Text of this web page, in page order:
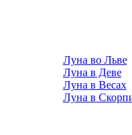
Луна во Льве
Луна в Деве
Луна в Весах
Луна в